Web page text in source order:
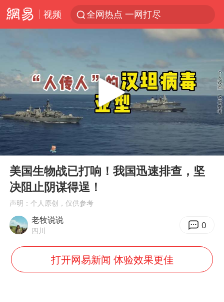
视频 全网热点 一网打尽
Play
00:00 06:00
美国生物战已打响！我国迅速排查，坚
决阻止阴谋得逞！
声明：个人原创，仅供参考
老牧说说
四川 0
打开网易新闻 体验效果更佳